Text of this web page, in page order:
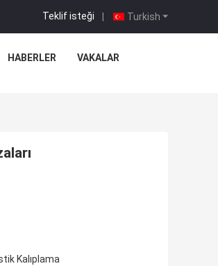
Turkish
Teklif isteği |
HABERLER VAKALAR
Kalıplama